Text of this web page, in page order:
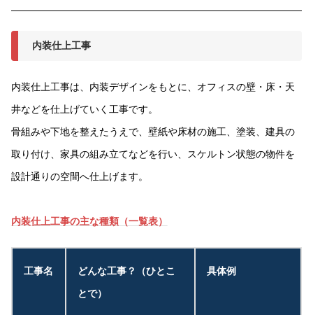
内装仕上工事
内装仕上工事は、内装デザインをもとに、オフィスの壁・床・天
井などを仕上げていく工事です。
骨組みや下地を整えたうえで、壁紙や床材の施工、塗装、建具の
取り付け、家具の組み立てなどを行い、スケルトン状態の物件を
設計通りの空間へ仕上げます。
内装仕上工事の主な種類（一覧表）
工事名
どんな工事？（ひとこ
とで）
具体例